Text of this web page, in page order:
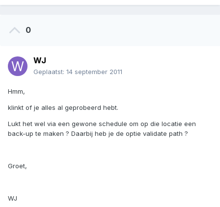
0
WJ
Geplaatst: 14 september 2011
Hmm,
klinkt of je alles al geprobeerd hebt.
Lukt het wel via een gewone schedule om op die locatie een
back-up te maken ? Daarbij heb je de optie validate path ?
Groet,
WJ